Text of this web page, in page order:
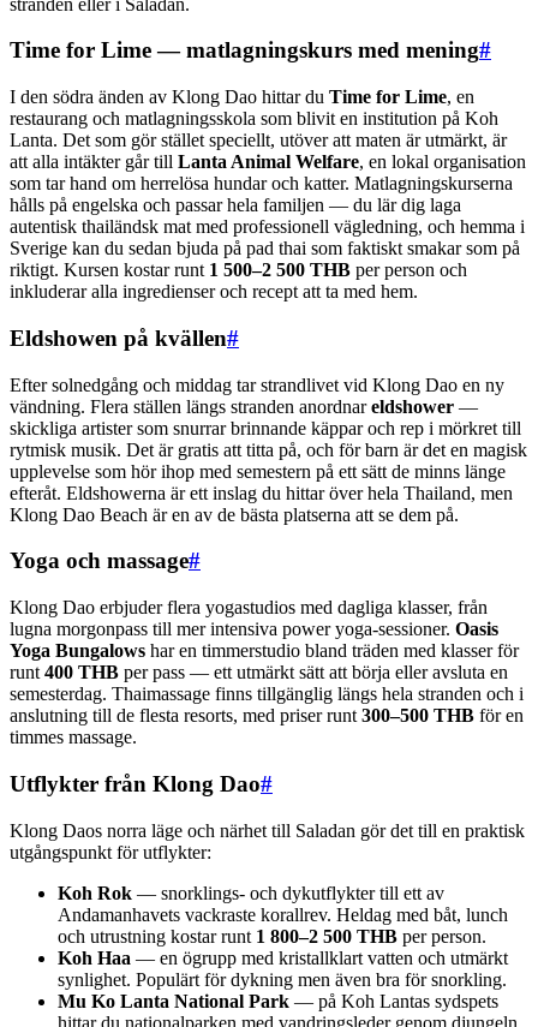
Time for Lime — matlagningskurs med mening#
I den södra änden av Klong Dao hittar du Time for Lime, en
restaurang och matlagningsskola som blivit en institution på Koh
Lanta. Det som gör stället speciellt, utöver att maten är utmärkt, är
att alla intäkter går till Lanta Animal Welfare, en lokal organisation
som tar hand om herrelösa hundar och katter. Matlagningskurserna
hålls på engelska och passar hela familjen — du lär dig laga
autentisk thailändsk mat med professionell vägledning, och hemma i
Sverige kan du sedan bjuda på pad thai som faktiskt smakar som på
riktigt. Kursen kostar runt 1 500–2 500 THB per person och
inkluderar alla ingredienser och recept att ta med hem.
Eldshowen på kvällen#
Efter solnedgång och middag tar strandlivet vid Klong Dao en ny
vändning. Flera ställen längs stranden anordnareldshower —
skickliga artister som snurrar brinnande käppar och rep i mörkret till
rytmisk musik. Det är gratis att titta på, och för barn är det en magisk
upplevelse som hör ihop med semestern på ett sätt de minns länge
efteråt. Eldshowerna är ett inslag du hittar över hela Thailand, men
Klong Dao Beach är en av de bästa platserna att se dem på.
Yoga och massage#
Klong Dao erbjuder flera yogastudios med dagliga klasser, från
lugna morgonpass till mer intensiva power yoga-sessioner. Oasis
Yoga Bungalows har en timmerstudio bland träden med klasser för
runt 400 THB per pass — ett utmärkt sätt att börja eller avsluta en
semesterdag. Thaimassage finns tillgänglig längs hela stranden och i
anslutning till de flesta resorts, med priser runt 300–500 THB för en
timmes massage.
Utflykter från Klong Dao#
Klong Daos norra läge och närhet till Saladan gör det till en praktisk
utgångspunkt för utflykter:
Koh Rok — snorklings- och dykutflykter till ett av
Andamanhavets vackraste korallrev. Heldag med båt, lunch
och utrustning kostar runt 1 800–2 500 THB per person.
Koh Haa — en ögrupp med kristallklart vatten och utmärkt
synlighet. Populärt för dykning men även bra för snorkling.
Mu Ko Lanta National Park — på Koh Lantas sydspets
hittar du nationalparken med vandringsleder genom djungeln,